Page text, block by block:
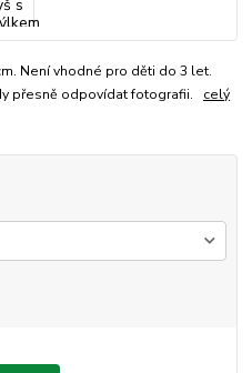
Není vhodné pro děti do 3 let.
přesně odpovídat fotografii. celý